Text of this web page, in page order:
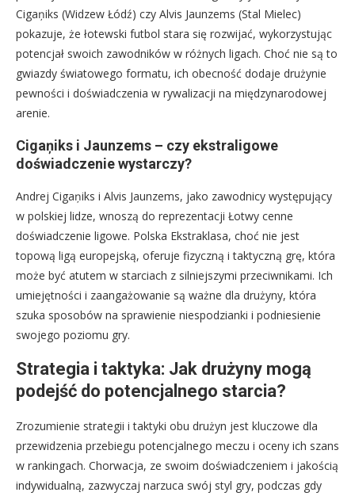
Cigaņiks (Widzew Łódź) czy Alvis Jaunzems (Stal Mielec)
pokazuje, że łotewski futbol stara się rozwijać, wykorzystując
potencjał swoich zawodników w różnych ligach. Choć nie są to
gwiazdy światowego formatu, ich obecność dodaje drużynie
pewności i doświadczenia w rywalizacji na międzynarodowej
arenie.
Cigaņiks i Jaunzems – czy ekstraligowe
doświadczenie wystarczy?
Andrej Cigaņiks i Alvis Jaunzems, jako zawodnicy występujący
w polskiej lidze, wnoszą do reprezentacji Łotwy cenne
doświadczenie ligowe. Polska Ekstraklasa, choć nie jest
topową ligą europejską, oferuje fizyczną i taktyczną grę, która
może być atutem w starciach z silniejszymi przeciwnikami. Ich
umiejętności i zaangażowanie są ważne dla drużyny, która
szuka sposobów na sprawienie niespodzianki i podniesienie
swojego poziomu gry.
Strategia i taktyka: Jak drużyny mogą
podejść do potencjalnego starcia?
Zrozumienie strategii i taktyki obu drużyn jest kluczowe dla
przewidzenia przebiegu potencjalnego meczu i oceny ich szans
w rankingach. Chorwacja, ze swoim doświadczeniem i jakością
indywidualną, zazwyczaj narzuca swój styl gry, podczas gdy